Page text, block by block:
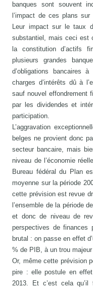
banques sont souvent
l’impact de ces plans
Leur impact sur le taux
substantiel, mais ceci est
la constitution d’actifs
plusieurs grandes
d’obligations bancaires
charges d’intérêts dû à
sauf nouvel effondrement
par les dividendes et
participation.
L’aggravation
belges ne provient donc
secteur bancaire, mais
niveau de l’économie
Bureau fédéral du Plan
moyenne sur la période
cette prévision est revue
l’ensemble de la période
et donc de niveau de
perspectives de finances
brutal : on passe en effet
% de PIB, à un trou
Or, même cette prévision
pire : elle postule en
2013. Et c’est cela